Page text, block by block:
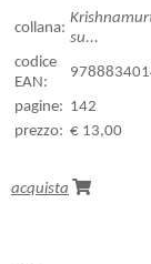
collana:
su...
codice
EAN:
pagine: 142
prezzo: € 13,00
acquista